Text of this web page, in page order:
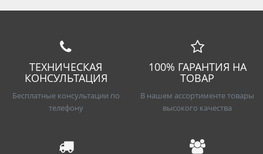
ТЕХНИЧЕСКАЯ
КОНСУЛЬТАЦИЯ
Бесплатные консультации по
телефону
100% ГАРАНТИЯ НА
ТОВАР
В нашем ассортименте товары
высокого качества